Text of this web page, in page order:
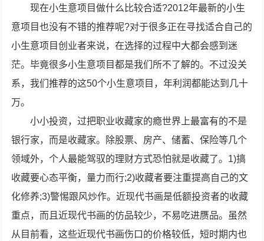
现在小生意项目做什么比较合适?2012年最新的小生
意项目也没有不错的推荐呢?对于很多正在寻找适合自己的
小生意项目创业者来说，在选择的过程中大都会感到迷
茫。毕竟很多小生意项目都是我们所不了解的。不过没关
系，我们推荐的这50个小生意项目，年利润都能达到几十
万。
小小投资，过把职业收藏家的瘾世界上最富有的不是
银行家，而是收藏家。除股票、房产、储蓄、保险等几个
领域外，个人最能驾驭的理财方式恐怕就是收藏了。1)搞
收藏要心态平衡，量力而行;2)收藏者要注重提高自己的文
化修养;3)警惕跟风炒作。近现代书画是低额投资者的收藏
重点，而且近现代书画的仿品较少，不易吃进赝品。虽然
从目前看，这些近现代书画伤口的价格较低，短时期内也